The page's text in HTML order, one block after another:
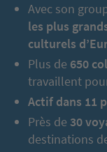
Avec son
les plus
culturels
Plus de 650
travaillent
Actif dans 11
Près de 30
destinations